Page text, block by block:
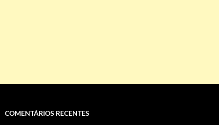
COMENTÁRIOS RECENTES